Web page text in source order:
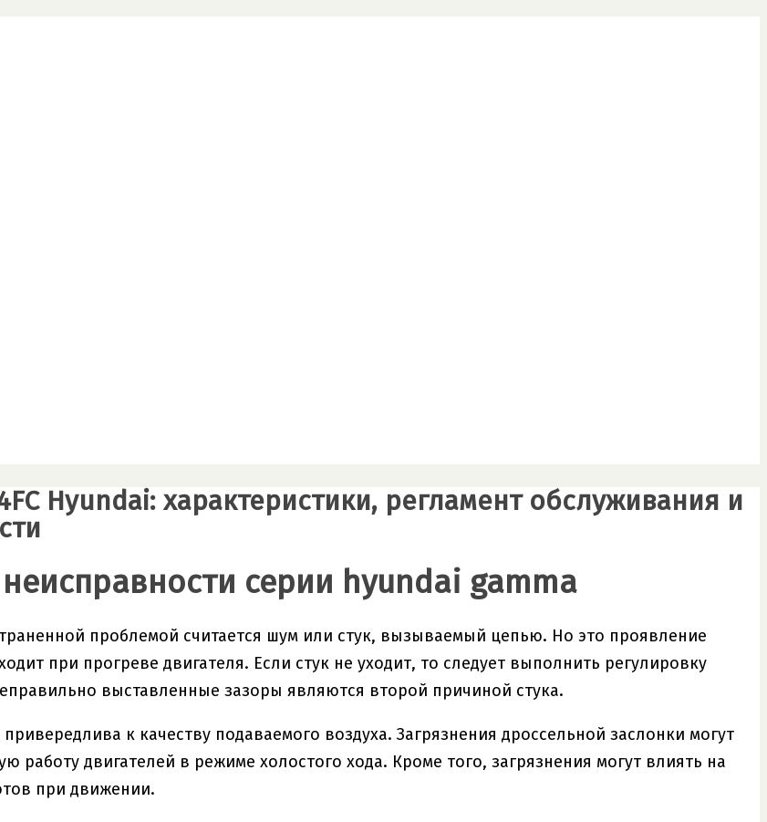
Hyundai: характеристики, регламент обслуживания и
серии hyundai gamma
проблемой считается шум или стук, вызываемый цепью. Но это проявление
при прогреве двигателя. Если стук не уходит, то следует выполнить регулировку
выставленные зазоры являются второй причиной стука.
к качеству подаваемого воздуха. Загрязнения дроссельной заслонки могут
работу двигателей в режиме холостого хода. Кроме того, загрязнения могут влиять на
при движении.